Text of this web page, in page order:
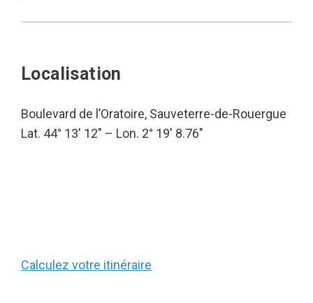
Localisation
Boulevard de l’Oratoire, Sauveterre-de-Rouergue
Lat. 44° 13′ 12″ – Lon. 2° 19′ 8.76″
Calculez votre itinéraire